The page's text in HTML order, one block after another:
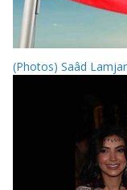
(Photos) Saâd